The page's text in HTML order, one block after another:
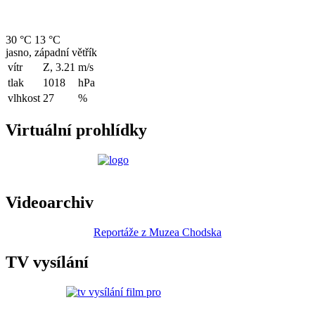
30 °C 13 °C
jasno, západní větřík
vítr
Z, 3.21 m/s
tlak
1018
hPa
vlhkost 27 %
Virtuální prohlídky
Videoarchiv
Reportáže z Muzea Chodska
TV vysílání